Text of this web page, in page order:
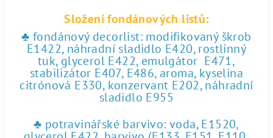
Složení fondánových listů:
♣ fondánový decorlist: modifikovaný škrob
E1422, náhradní sladidlo E420, rostlinný
tuk, glycerol E422, emulgátor E471,
stabilizátor E407, E486, aroma, kyselina
citrónová E330, konzervant E202, náhradní
sladidlo E955
♣ potravinářské barvivo: voda, E1520,